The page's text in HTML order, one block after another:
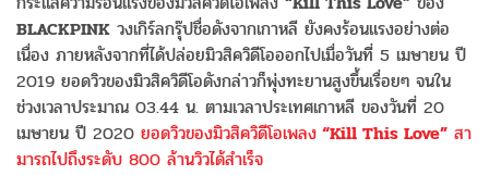
BLACKPINK วงเกิร์ลกรุ๊ปชื่อดังจากเกาหลี ยังคงร้อนแรงอย่างต่อ
เนื่อง ภายหลังจากที่ได้ปล่อยมิวสิควิดีโอออกไปเมื่อวันที่ 5 เมษายน ปี
2019 ยอดวิวของมิวสิควิดีโอดังกล่าวก็พุ่งทะยานสูงขึ้นเรื่อยๆ จนใน
ช่วงเวลาประมาณ 03.44 น. ตามเวลาประเทศเกาหลี ของวันที่ 20
เมษายน ปี 2020 ยอดวิวของมิวสิควิดีโอเพลง “Kill This Love” สา
มารถไปถึงระดับ 800 ล้านวิวได้สำเร็จ